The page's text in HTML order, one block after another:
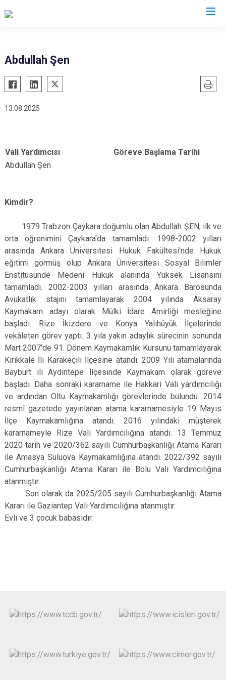
Abdullah Şen
13.08.2025
Vali Yardımcısı
Göreve Başlama Tarihi
Abdullah Şen
Kimdir?
1979 Trabzon Çaykara doğumlu olan Abdullah ŞEN, ilk ve
orta öğrenimini Çaykara'da tamamladı. 1998-2002 yılları
arasında Ankara Üniversitesi Hukuk Fakültesi'nde Hukuk
eğitimi görmüş olup Ankara Üniversitesi Sosyal Bilimler
Enstitüsünde Medeni Hukuk alanında Yüksek Lisansını
tamamladı. 2002-2003 yılları arasında Ankara Barosunda
Avukatlık stajını tamamlayarak 2004 yılında Aksaray
Kaymakam adayı olarak Mülki İdare Amirliği mesleğine
başladı. Rize İkizdere ve Konya Yalıhüyük İlçelerinde
vekâleten görev yaptı. 3 yıla yakın adaylık sürecinin sonunda
Mart 2007'de 91. Dönem Kaymakamlık Kursunu tamamlayarak
Kırıkkale İli Karakeçili İlçesine atandı. 2009 Yılı atamalarında
Bayburt ili Aydıntepe İlçesinde Kaymakam olarak göreve
başladı. Daha sonraki kararname ile Hakkari Vali yardımcılığı
ve ardından Oltu Kaymakamlığı görevlerinde bulundu. 2014
resmî gazetede yayınlanan atama kararnamesiyle 19 Mayıs
İlçe Kaymakamlığına atandı. 2016 yılındaki müşterek
kararnameyle Rize Vali Yardımcılığına atandı. 13 Temmuz
2020 tarih ve 2020/362 sayılı Cumhurbaşkanlığı Atama Kararı
ile Amasya Suluova Kaymakamlığına atandı. 2022/392 sayılı
Cumhurbaşkanlığı Atama Kararı ile Bolu Vali Yardımcılığına
atanmıştır.
Son olarak da 2025/205 sayılı Cumhurbaşkanlığı Atama
Kararı ile Gaziantep Vali Yardımcılığına atanmıştır.
Evli ve 3 çocuk babasıdır.